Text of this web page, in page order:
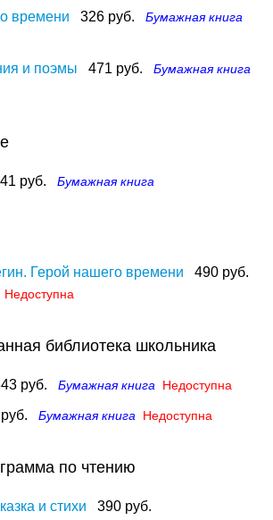
времени 326 руб.
Бумажная книга
и поэмы 471 руб.
Бумажная книга
руб. Бумажная книга
Герой нашего времени 490 руб.
Недоступна
библиотека школьника
руб. Бумажная книга Недоступна
Бумажная книга Недоступна
по чтению
и стихи 390 руб.